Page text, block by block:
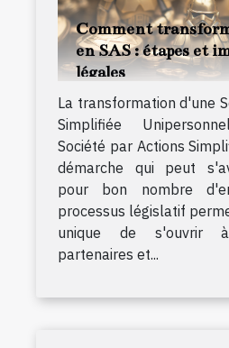
Comment
en SAS : étapes et
légales
La transformation d'une
Simplifiée
Société par Actions
démarche qui peut
pour bon nombre
processus législatif
unique de s'ouvrir
partenaires et...